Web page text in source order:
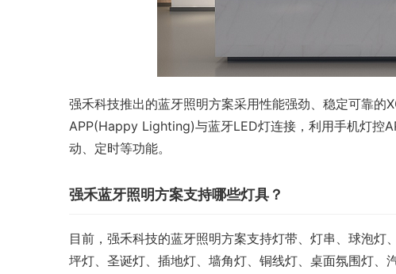
强禾科技推出的蓝牙照明方案采用性能强劲、稳定可靠
APP(Happy Lighting)与蓝牙LED灯连接，利用手机灯控
动、定时等功能。
强禾蓝牙照明方案支持哪些灯具？
目前，强禾科技的蓝牙照明方案支持灯带、灯串、球泡
坪灯、圣诞灯、插地灯、墙角灯、铜线灯、桌面氛围灯